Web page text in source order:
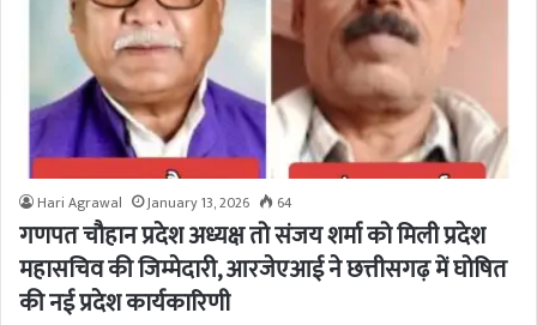
Hari Agrawal January 13, 2026 64
गणपत चौहान प्रदेश अध्यक्ष तो संजय शर्मा को मिली प्रदेश
महासचिव की जिम्मेदारी, आरजेएआई ने छत्तीसगढ़ में घोषित
की नई प्रदेश कार्यकारिणी